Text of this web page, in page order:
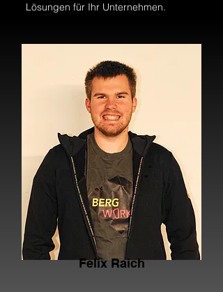
Lösungen für Ihr Unternehmen.
Felix Raich